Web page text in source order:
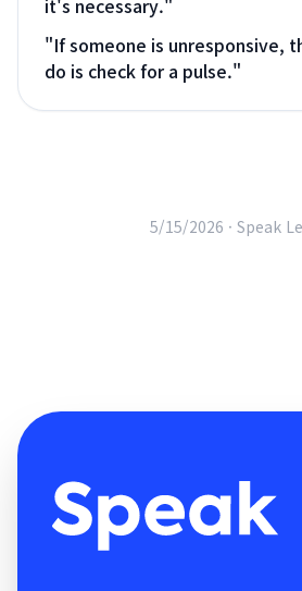
it's necessary."
"If someone is unresponsive,
do is check for a pulse."
5/15/2026 · Speak